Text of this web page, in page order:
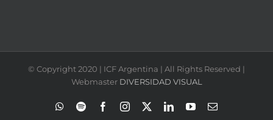
© Copyright 2020 | ICF Argentina | All Rights Reserved |
Webmaster DIVERSIDAD VISUAL
WhatsApp
Spotify FacebookInstagram LinkedInYouTubeCorreo